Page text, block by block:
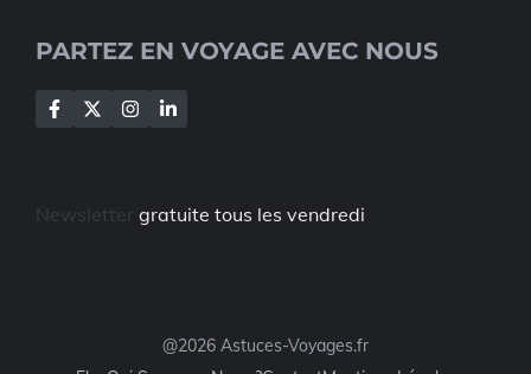
PARTEZ EN VOYAGE AVEC NOUS
Newsletter gratuite tous les vendredi
@2026 Astuces-Voyages.fr